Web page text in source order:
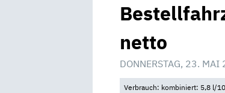
netto
DONNERSTAG, 23.
Verbrauch: kombiniert: 5,8 l/